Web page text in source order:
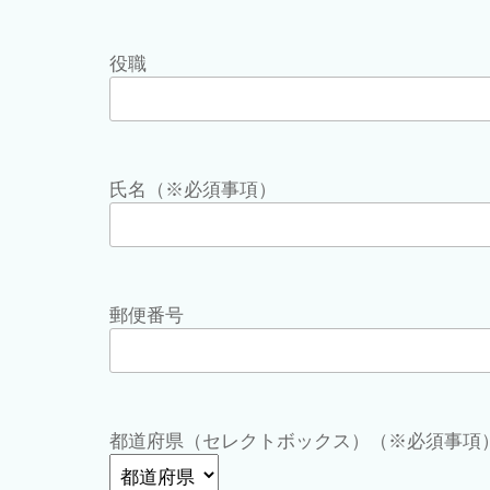
役職
氏名（※必須事項）
郵便番号
都道府県（セレクトボックス）（※必須事項